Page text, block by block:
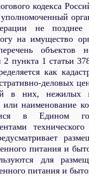
кодекса
не позднее
на имущество
объектов
пункта 1 статьи
как
деловых
в них, нежилых
или наименование
в Едином
технического
питания и
для
питания и